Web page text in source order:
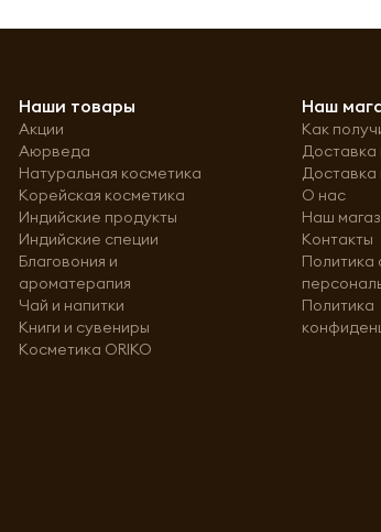
Наши товары
Акции
Аюрведа
Натуральная косметика
Корейская косметика
Индийские продукты
Индийские специи
Благовония и
ароматерапия
Чай и напитки
Книги и сувениры
Косметика ORIKO
Наш
Как
Доставка
Доставка
О нас
Наш
Контакты
Политика
Политика